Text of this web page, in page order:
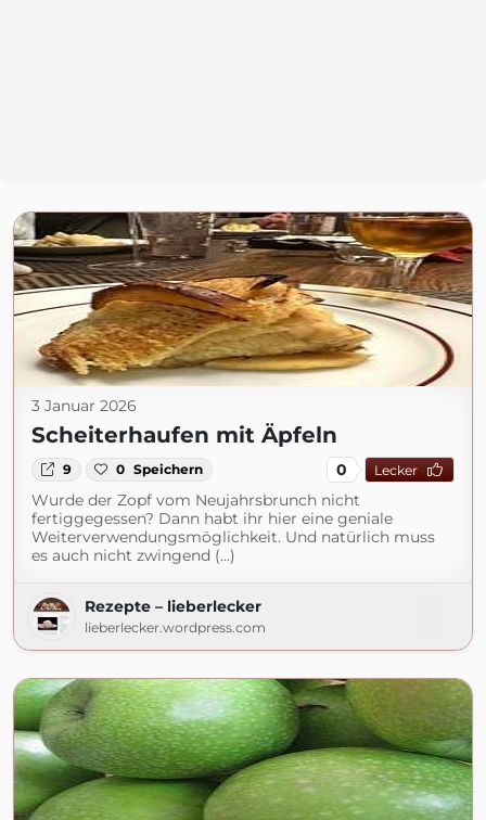
3 Januar 2026
Scheiterhaufen mit Äpfeln
9 0 Speichern 0 Lecker
Wurde der Zopf vom Neujahrsbrunch nicht
fertiggegessen? Dann habt ihr hier eine geniale
Weiterverwendungsmöglichkeit. Und natürlich muss
es auch nicht zwingend (...)
Rezepte – lieberlecker
lieberlecker.wordpress.com